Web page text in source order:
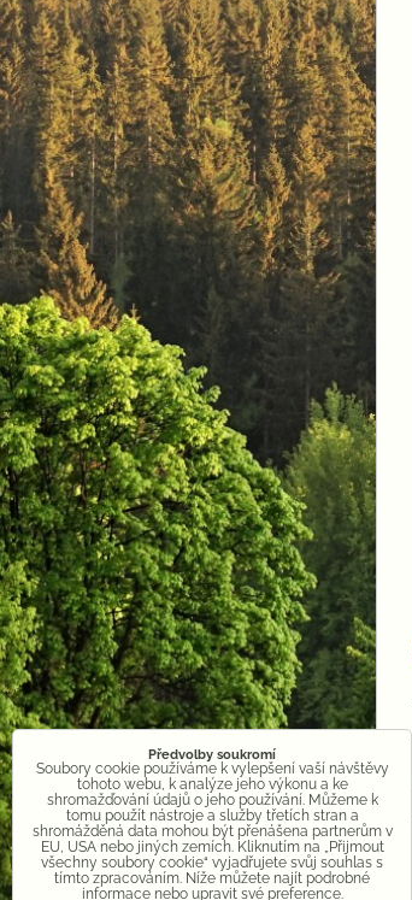
Předvolby soukromí
Soubory cookie používáme k vylepšení vaší návštěvy
tohoto webu, k analýze jeho výkonu a ke
shromažďování údajů o jeho používání. Můžeme k
tomu použít nástroje a služby třetích stran a
shromážděná data mohou být přenášena partnerům v
EU, USA nebo jiných zemích. Kliknutím na „Přijmout
všechny soubory cookie“ vyjadřujete svůj souhlas s
tímto zpracováním. Níže můžete najít podrobné
informace nebo upravit své preference.